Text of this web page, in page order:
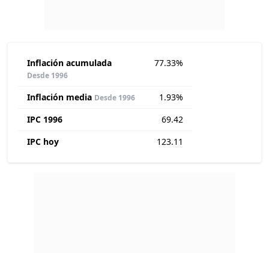
Inflación acumulada
Desde 1996
77.33%
Inflación media Desde 1996
1.93%
IPC 1996
69.42
IPC hoy
123.11